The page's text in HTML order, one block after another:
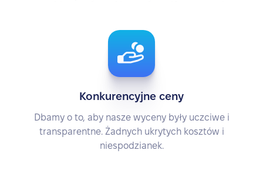
Konkurencyjne ceny
Dbamy o to, aby nasze wyceny były uczciwe i
transparentne. Żadnych ukrytych kosztów i
niespodzianek.